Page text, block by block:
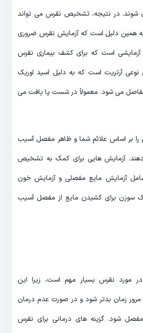
شوند. در نتیجه، تشخیص نقرس می تواند
به همین دلیل است که آزمایش نقرس ضروری
است که برای کشف بیماری نقرس
آرتریت است که به دلیل اسید اوریک
می شود. معمولاً در شست پا یافت می
را بر اساس علائم شما و ظاهر مفصل آسیب
آزمایش هایی برای کمک به تشخیص
آزمایش مایع مفصلی و آزمایش خون
یک سوزن برای کشیدن مایع از مفصل آسیب
مورد نقرس بسیار مهم است، زیرا این
زمان بدتر شود و در صورت عدم درمان
شود. گزینه های درمانی برای نقرس